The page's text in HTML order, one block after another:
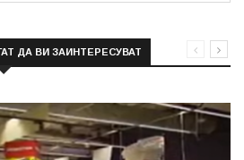
ДА ВИ ЗАИНТЕРЕСУВАТ